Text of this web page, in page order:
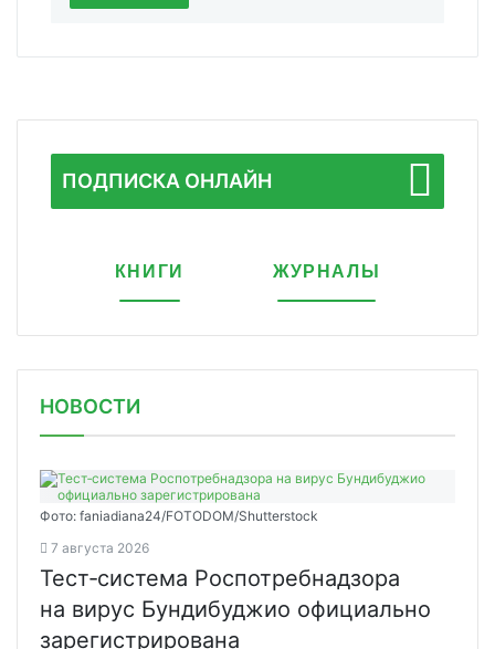
ПОДПИСКА ОНЛАЙН
КНИГИ ЖУРНАЛЫ
НОВОСТИ
Фото: faniadiana24/FOTODOM/Shutterstock
7 августа 2026
Тест‑система Роспотребнадзора
на вирус Бундибуджио официально
зарегистрирована